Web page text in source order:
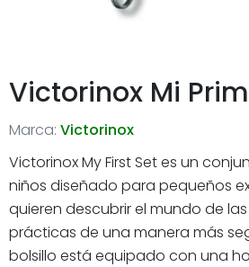
Victorinox Mi
Marca: Victorinox
Victorinox My First Set es un
niños diseñado para pequeños
quieren descubrir el mundo de
prácticas de una manera más
bolsillo está equipado con una